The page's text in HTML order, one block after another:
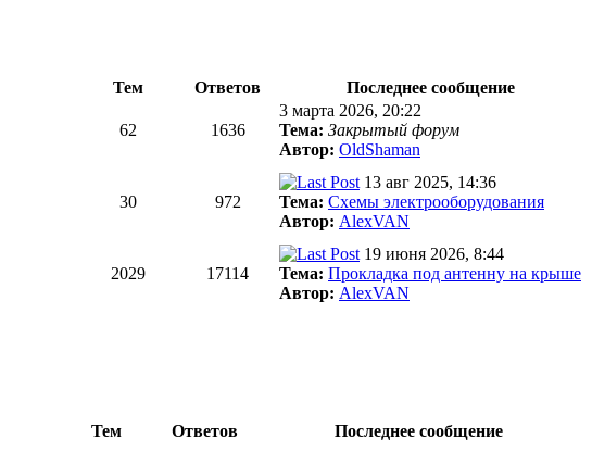
Тем Ответов
Последнее сообщение
62 1636
3 марта 2026, 20:22
Тема: Закрытый форум
Автор: OldShaman
30 972
13 авг 2025, 14:36
Тема: Схемы электрооборудования
Автор: AlexVAN
2029 17114
19 июня 2026, 8:44
Тема: Прокладка под антенну на крыше
Автор: AlexVAN
Тем Ответов
Последнее сообщение